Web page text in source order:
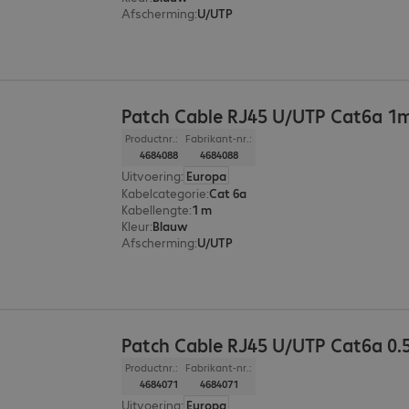
Afscherming:U/UTP
Patch Cable RJ45 U/UTP Cat6a
Productnr.:
4684088
Fabrikant-nr.:
4684088
Uitvoering: Europa
Kabelcategorie:Cat 6a
Kabellengte:1 m
Kleur:Blauw
Afscherming:U/UTP
Patch Cable RJ45 U/UTP Cat6a
Productnr.:
4684071
Fabrikant-nr.:
4684071
Uitvoering: Europa